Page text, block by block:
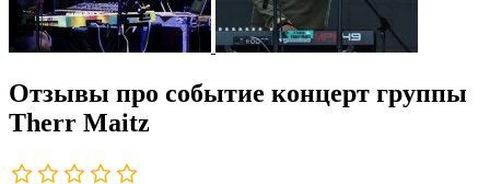
Отзывы про событие концерт группы
Therr Maitz